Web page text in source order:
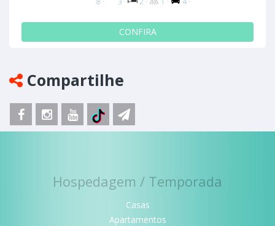
CONFIRA
Compartilhe
Hospedagem / Temporada
Casas
Apartamentos